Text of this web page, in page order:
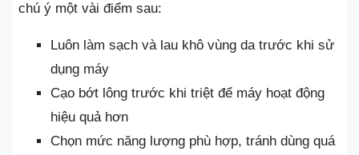
chú ý một vài điểm sau:
Luôn làm sạch và lau khô vùng da trước khi sử
dụng máy
Cạo bớt lông trước khi triệt để máy hoạt động
hiệu quả hơn
Chọn mức năng lượng phù hợp, tránh dùng quá